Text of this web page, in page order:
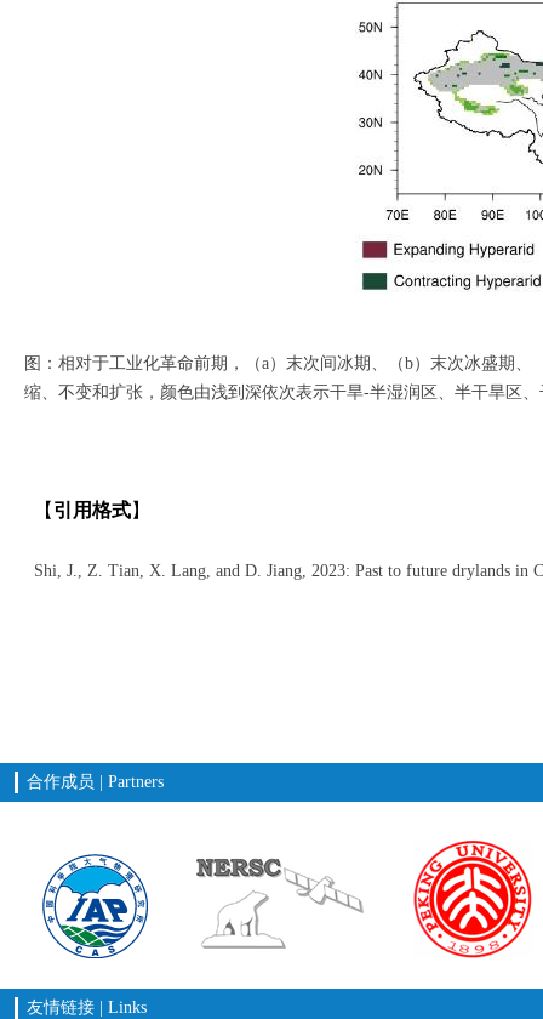
图：相对于工业化革命前期，（a）末次间冰期、（b）末次冰盛期
缩、不变和扩张，颜色由浅到深依次表示干旱-半湿润区、半干旱区
【 引用格式】
Shi, J., Z. Tian, X. Lang, and D. Jiang, 2023: Past to future drylands in
合作成员 | Partners
友情链接 | Links